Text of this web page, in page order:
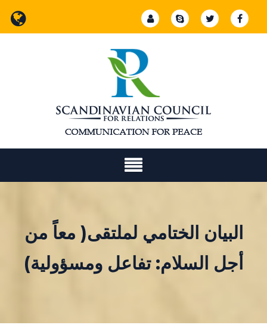
البيان الختامي لملتقى( معاً من
أجل السلام: تفاعل ومسؤولية)